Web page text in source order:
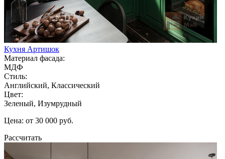
Кухня Артишок
Материал фасада:
МДФ
Стиль:
Английский, Классический
Цвет:
Зеленый, Изумрудный
Цена: от 30 000 руб.
Рассчитать